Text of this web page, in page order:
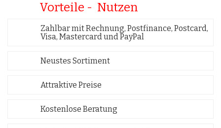
Vorteile - Nutzen
Zahlbar mit Rechnung, Postfinance, Postcard,
Visa, Mastercard und PayPal
Neustes Sortiment
Attraktive Preise
Kostenlose Beratung